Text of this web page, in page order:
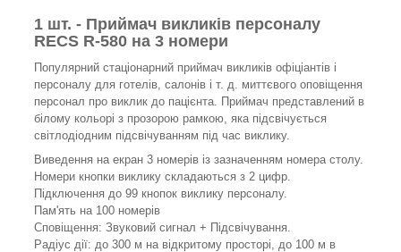
1 шт. - Приймач викликів персоналу
RECS R-580 на 3 номери
Популярний стаціонарний приймач викликів офіціантів і
персоналу для готелів, салонів і т. д. миттєвого оповіщення
персонал про виклик до пацієнта. Приймач представлений в
білому кольорі з прозорою рамкою, яка підсвічується
світлодіодним підсвічуванням під час виклику.
Виведення на екран 3 номерів із зазначенням номера столу.
Номери кнопки виклику складаються з 2 цифр.
Підключення до 99 кнопок виклику персоналу.
Пам'ять на 100 номерів
Сповіщення: Звуковий сигнал + Підсвічування.
Радіус дії: до 300 м на відкритому просторі, до 100 м в